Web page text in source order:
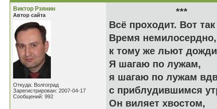
Виктор Рзянин
Автор сайта
Откуда: Волгоград
Зарегистрирован: 2007-04-17
Сообщений: 992
Всё проходит. Вот
Время немилосердно,
к тому же льют
Я шагаю по лужам,
я шагаю по лужам
с приблудившимся
Он виляет хвостом,